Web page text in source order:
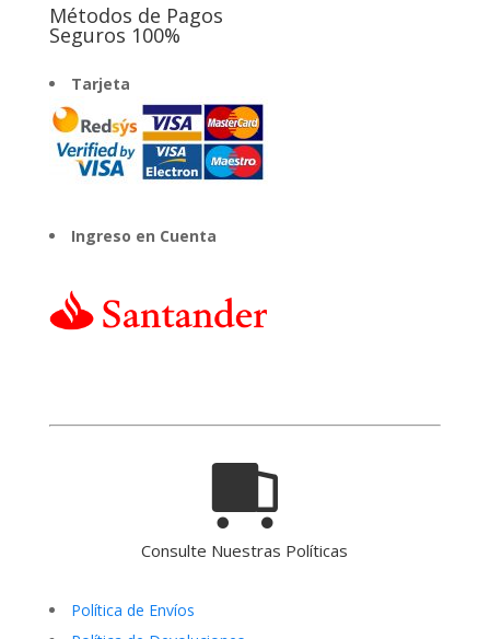
Métodos de Pagos
Seguros 100%
Tarjeta
Ingreso en Cuenta
Consulte Nuestras Políticas
Política de Envíos